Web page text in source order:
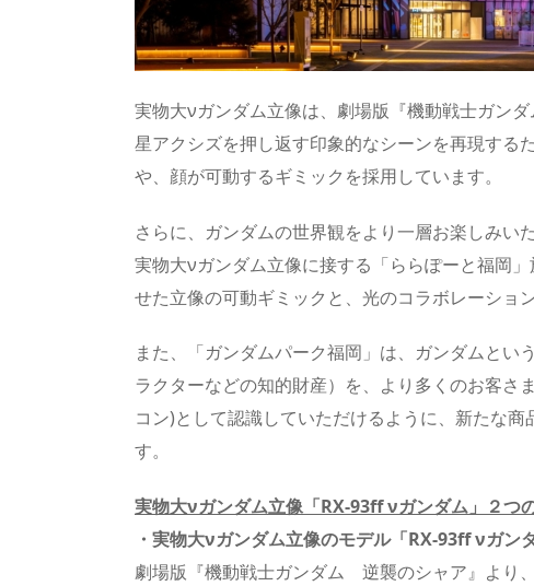
実物大νガンダム立像は、劇場版『機動戦士ガン
星アクシズを押し返す印象的なシーンを再現する
や、顔が可動するギミックを採用しています。
さらに、ガンダムの世界観をより一層お楽しみい
実物大νガンダム立像に接する「ららぽーと福岡
せた立像の可動ギミックと、光のコラボレーショ
また、「ガンダムパーク福岡」は、ガンダムとい
ラクターなどの知的財産）を、より多くのお客さ
コン)として認識していただけるように、新たな
す。
実物大νガンダム立像「RX-93ffνガンダム」 ２つ
・ 実物大νガンダム立像のモデル「RX-93ffνガン
劇場版『機動戦士ガンダム 逆襲のシャア』より